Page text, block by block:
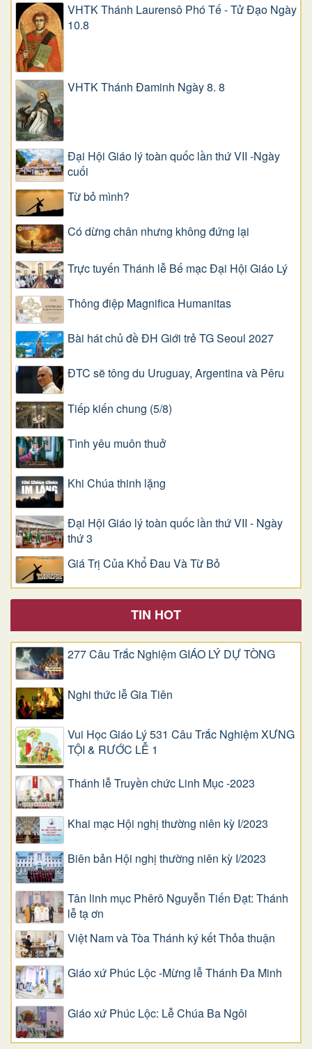
VHTK Thánh Laurensô Phó Tế - Tử Đạo Ngày
10.8
VHTK Thánh Đaminh Ngày 8. 8
Đại Hội Giáo lý toàn quốc lần thứ VII -Ngày
cuối
Từ bỏ mình?
Có dừng chân nhưng không đứng lại
Trực tuyến Thánh lễ Bế mạc Đại Hội Giáo Lý
Thông điệp Magnifica Humanitas
Bài hát chủ đề ĐH Giới trẻ TG Seoul 2027
ĐTC sẽ tông du Uruguay, Argentina và Pêru
Tiếp kiến chung (5/8)
Tình yêu muôn thuở
Khi Chúa thinh lặng
Đại Hội Giáo lý toàn quốc lần thứ VII - Ngày
thứ 3
Giá Trị Của Khổ Ðau Và Từ Bỏ
TIN HOT
277 Câu Trắc Nghiệm GIÁO LÝ DỰ TÒNG
Nghi thức lễ Gia Tiên
Vui Học Giáo Lý 531 Câu Trắc Nghiệm XƯNG
TỘI & RƯỚC LỄ 1
Thánh lễ Truyền chức Linh Mục -2023
Khai mạc Hội nghị thường niên kỳ I/2023
Biên bản Hội nghị thường niên kỳ I/2023
Tân linh mục Phêrô Nguyễn Tiến Đạt: Thánh
lễ tạ ơn
Việt Nam và Tòa Thánh ký kết Thỏa thuận
Giáo xứ Phúc Lộc -Mừng lễ Thánh Đa Minh
Giáo xứ Phúc Lộc: Lễ Chúa Ba Ngôi